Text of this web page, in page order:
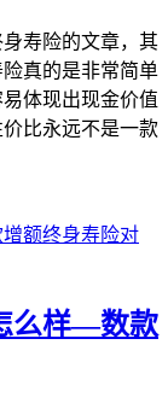
寿险的文章，其
真的是非常简单
体现出现金价值
比永远不是一款
么样—数款